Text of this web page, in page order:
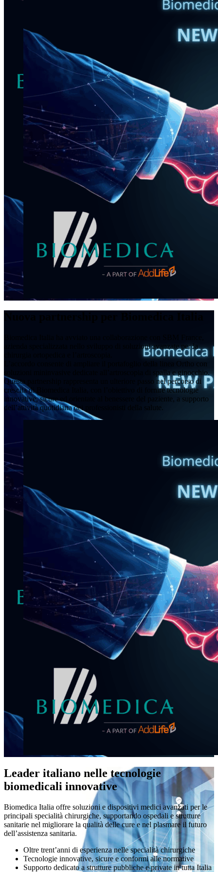
azienda specializzata nello sviluppo di soluzioni avanzate per la
L’accordo consente di ampliare il portafoglio della linea Ortho con
soluzioni mininvasive dedicate all’artroscopia di spalla e ginocchio.
Questa partnership rappresenta un ulteriore passo nel percorso di
crescita di Biomedica Italia, con l’obiettivo di fornire tecnologie
innovative, sicure ed orientate al benessere del paziente, a supporto
dell’attività quotidiana dei professionisti della salute.
Leader italiano nelle tecnologie
biomedicali innovative
Biomedica Italia offre soluzioni e dispositivi medici avanzati per le
principali specialità chirurgiche, supportando ospedali e strutture
sanitarie nel migliorare la qualità delle cure e nel plasmare il futuro
dell’assistenza sanitaria.
Oltre trent’anni di esperienza nelle specialità chirurgiche
Tecnologie innovative, sicure e conformi alle normative
Supporto dedicato a strutture pubbliche e private in tutta Italia